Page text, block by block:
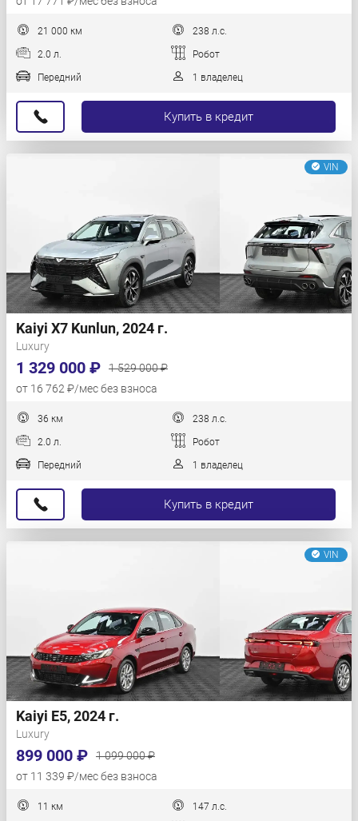
21 000 км 238 л.с.
2.0 л. Робот
Передний 1 владелец
Купить в кредит
VIN
Kaiyi X7 Kunlun, 2024 г.
Luxury
1 329 000 ₽
1 529 000 ₽
от 16 762 ₽/мес без взноса
36 км 238 л.с.
2.0 л. Робот
Передний 1 владелец
Купить в кредит
VIN
Kaiyi E5, 2024 г.
Luxury
899 000 ₽
1 099 000 ₽
от 11 339 ₽/мес без взноса
11 км 147 л.с.